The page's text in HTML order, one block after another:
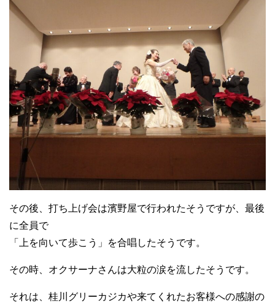
その後、打ち上げ会は濱野屋で行われたそうですが、最後
に全員で
「上を向いて歩こう」を合唱したそうです。
その時、オクサーナさんは大粒の涙を流したそうです。
それは、桂川グリーカジカや来てくれたお客様への感謝の